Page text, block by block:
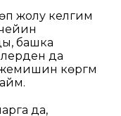
жолу келгим
башка
да
көргүм
да,